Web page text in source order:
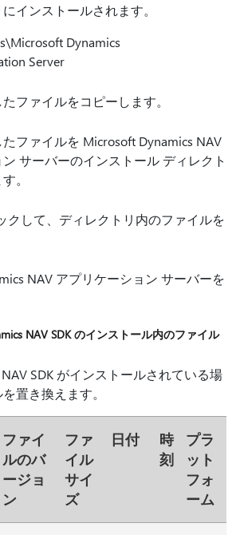
インストールされます。
Dynamics
Server
ファイルをコピーします。
ファイルを Microsoft Dynamics NAV
サーバーのインストール ディレクト
。
クして、ディレクトリ内のファイルを
NAV アプリケーション サーバーを
NAV SDK のインストール内のファイル
SDK がインストールされている場
置き換えます。
ファイ
ルのバ
ージョ
ン
ファ
イル
サイ
ズ
日付
時
刻
プラ
ット
フォ
ーム